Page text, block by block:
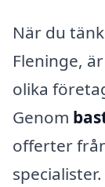
När du
Fleninge,
olika
Genom
offerter